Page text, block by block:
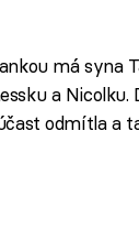
má syna
a Nicolku.
odmítla a